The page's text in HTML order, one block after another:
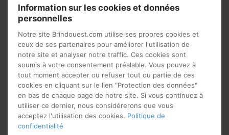
Quel modèle de tête de lit
choisir ?
Information sur les cookies et données
personnelles
Notre site Brindouest.com utilise ses propres cookies et
ceux de ses partenaires pour améliorer l'utilisation de
notre site et analyser notre traffic. Ces cookies sont
soumis à votre consentement préalable. Vous pouvez à
tout moment accepter ou refuser tout ou partie de ces
cookies en cliquant sur le lien "Protection des données"
en bas de chaque page de notre site. Si vous continuez à
utiliser ce dernier, nous considérerons que vous
acceptez l'utilisation des cookies. Politique de
confidentialité